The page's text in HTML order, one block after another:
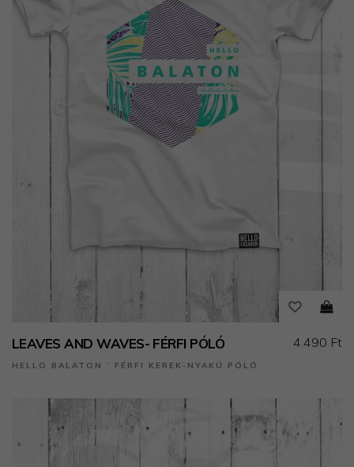
LEAVES AND WAVES- FÉRFI PÓLÓ
HELLO BALATON ˙ FÉRFI KEREK-NYAKÚ PÓLÓ
4.490 Ft